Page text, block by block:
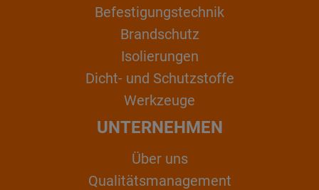
Befestigungstechnik
Brandschutz
Isolierungen
Dicht- und Schutzstoffe
Werkzeuge
UNTERNEHMEN
Über uns
Qualitätsmanagement